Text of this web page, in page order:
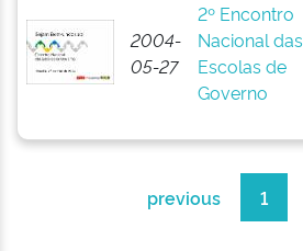
2004-
05-27
2º Encontro
Nacional das
Escolas de
Governo
previous 1